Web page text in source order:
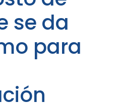
se da
para